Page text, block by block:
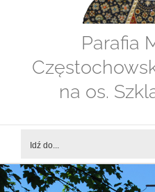
Parafia
na os.
Idź do...